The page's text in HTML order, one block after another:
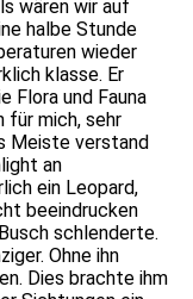
wären wir auf
halbe Stunde
wieder
klasse. Er
Flora und Fauna
für mich, sehr
Meiste verstand
an
ein Leopard,
beeindrucken
schlenderte.
Ohne ihn
Dies brachte ihm